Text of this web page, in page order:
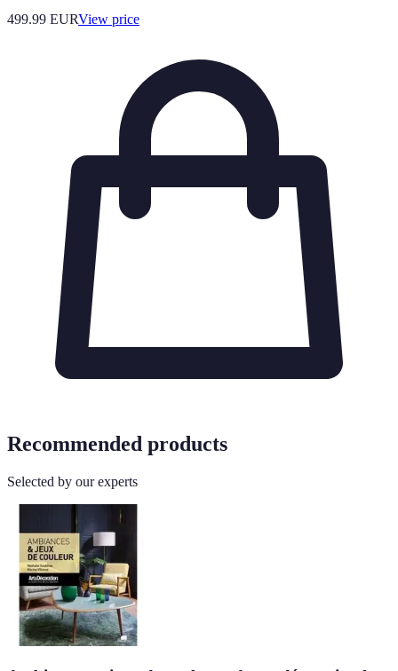
499.99 EURView price
Recommended products
Selected by our experts